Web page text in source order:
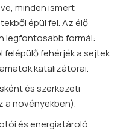
minden ismert
épül fel. Az élő
legfontosabb formái:
felépülő fehérjék a sejtek
katalizátorai.
és szerkezeti
a növényekben).
és energiatároló